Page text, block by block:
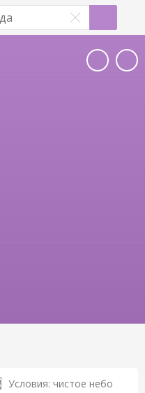
Условия: чистое небо